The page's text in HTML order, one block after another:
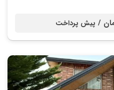
پیش پرداخت